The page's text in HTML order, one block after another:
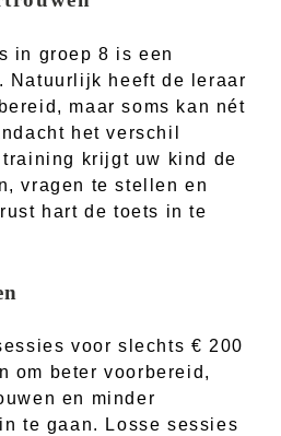
in groep 8 is een
Natuurlijk heeft de leraar
maar soms kan nét
het verschil
krijgt uw kind de
vragen te stellen en
hart de toets in te
voor slechts € 200
om beter voorbereid,
en minder
te gaan. Losse sessies